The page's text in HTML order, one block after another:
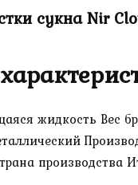
сукна Nir
жидкость Вес
производства